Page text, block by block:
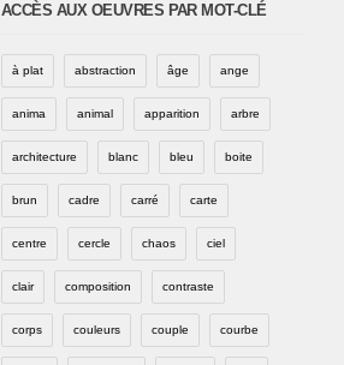
ACCÈS AUX OEUVRES PAR MOT-CLÉ
à plat abstraction âge ange
anima animal apparition arbre
architecture blanc bleu boite
brun cadre carré carte
centre cercle chaos ciel
clair composition contraste
corps couleurs couple courbe